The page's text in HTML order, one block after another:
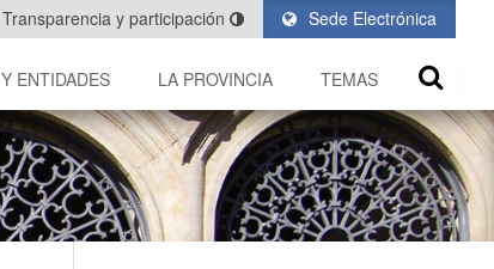
Sede Electrónica
Transparencia y participación
ENTIDADES LA PROVINCIA TEMAS